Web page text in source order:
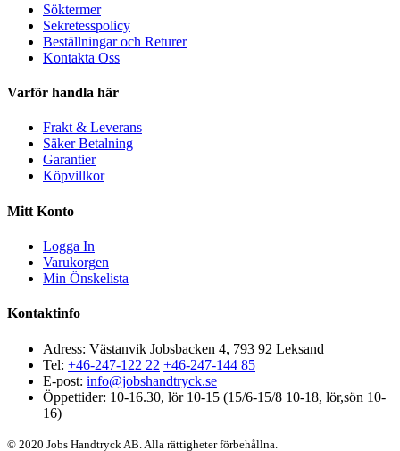
Söktermer
Sekretesspolicy
Beställningar och Returer
Kontakta Oss
Varför handla här
Frakt & Leverans
Säker Betalning
Garantier
Köpvillkor
Mitt Konto
Logga In
Varukorgen
Min Önskelista
Kontaktinfo
Adress: Västanvik Jobsbacken 4, 793 92 Leksand
Tel: +46-247-122 22 +46-247-144 85
E-post: info@jobshandtryck.se
Öppettider: 10-16.30, lör 10-15 (15/6-15/8 10-18, lör,sön 10-
16)
© 2020 Jobs Handtryck AB. Alla rättigheter förbehållna.